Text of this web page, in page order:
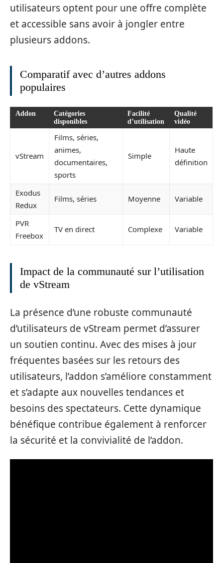
utilisateurs optent pour une offre complète
et accessible sans avoir à jongler entre
plusieurs addons.
Comparatif avec d’autres addons
populaires
Addon
Catégories
disponibles
Facilité
d’utilisation
Qualité
vidéo
vStream
Films, séries,
animes,
documentaires,
sports
Simple
Haute
définition
Exodus
Redux
Films, séries Moyenne Variable
PVR
Freebox
TV en direct Complexe Variable
Impact de la communauté sur l’utilisation
de vStream
La présence d’une robuste communauté
d’utilisateurs de vStream permet d’assurer
un soutien continu. Avec des mises à jour
fréquentes basées sur les retours des
utilisateurs, l’addon s’améliore constamment
et s’adapte aux nouvelles tendances et
besoins des spectateurs. Cette dynamique
bénéfique contribue également à renforcer
la sécurité et la convivialité de l’addon.